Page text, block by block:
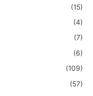
(15)
(4)
(7)
(6)
(109)
(57)